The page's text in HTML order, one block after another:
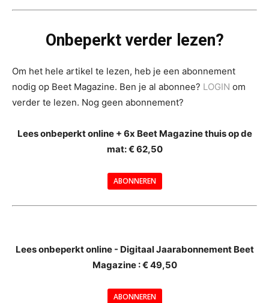
Onbeperkt verder lezen?
Om het hele artikel te lezen, heb je een abonnement
nodig op Beet Magazine. Ben je al abonnee? LOGIN om
verder te lezen. Nog geen abonnement?
Lees onbeperkt online + 6x Beet Magazine thuis op de
mat: € 62,50
ABONNEREN
Lees onbeperkt online - Digitaal Jaarabonnement Beet
Magazine : € 49,50
ABONNEREN